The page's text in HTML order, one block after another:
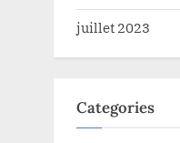
juillet 2023
Categories